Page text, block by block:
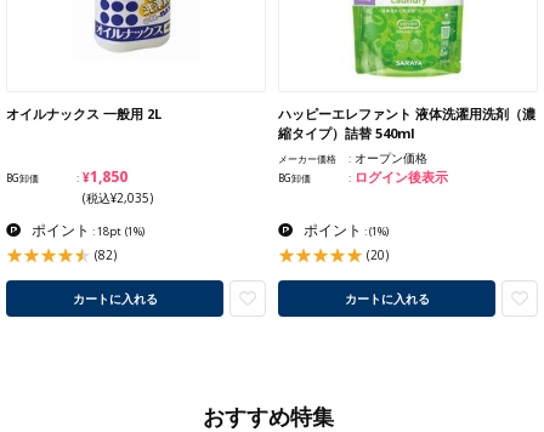
オイルナックス 一般用 2L
BG卸価 ¥1,850
(税込¥2,035)
ポイント : 18pt (1%)
(82)
カートに入れる
ハッピーエレファント 液体洗濯用洗剤（濃
縮タイプ）詰替 540ml
メーカー価格 オープン価格
BG卸価 ログイン後表示
ポイント :(1%)
(20)
カートに入れる
おすすめ特集